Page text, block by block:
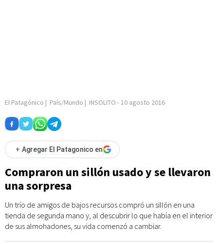
El Patagónico | País/Mundo | INSOLITO - 10 agosto 2016
+ Agregar El Patagonico en
Compraron un sillón usado y se llevaron
una sorpresa
Un trío de amigos de bajos recursos compró un sillón en una
tienda de segunda mano y, al descubrir lo que había en el interior
de sus almohadones, su vida comenzó a cambiar.